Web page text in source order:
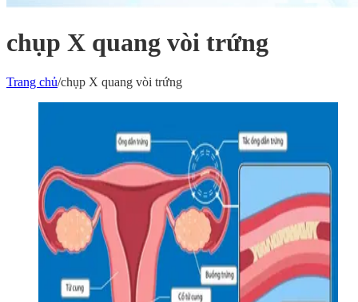
chụp X quang vòi trứng
Trang chủ/chụp X quang vòi trứng